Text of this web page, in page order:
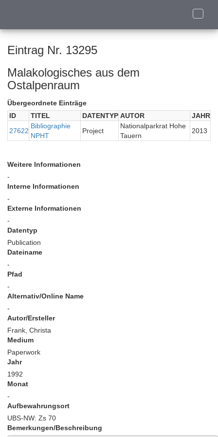
Toggle
Eintrag Nr. 13295
Malakologisches aus dem
Ostalpenraum
Übergeordnete Einträge
ID
TITEL DATENTYP AUTOR
JAHR
27622
Bibliographie
NPHT
Project
Nationalparkrat Hohe
Tauern
2013
Weitere Informationen
-
Interne Informationen
-
Externe Informationen
-
Datentyp
Publication
Dateiname
-
Pfad
-
Alternativ/Online Name
-
Autor/Ersteller
Frank, Christa
Medium
Paperwork
Jahr
1992
Monat
-
Aufbewahrungsort
UBS-NW: Zs 70
Bemerkungen/Beschreibung